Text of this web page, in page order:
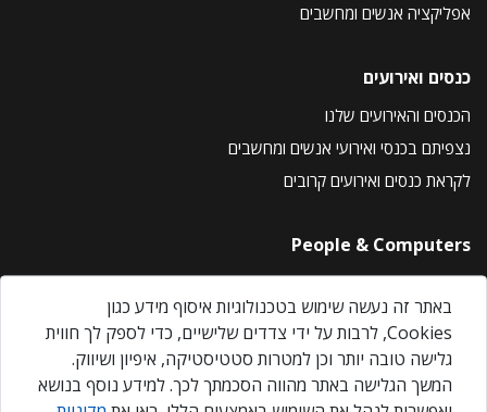
אפליקציה אנשים ומחשבים
כנסים ואירועים
הכנסים והאירועים שלנו
נצפיתם בכנסי ואירועי אנשים ומחשבים
לקראת כנסים ואירועים קרובים
People & Computers
About Us
Privacy Policy
Contact Us
Our Events
באתר זה נעשה שימוש בטכנולוגיות איסוף מידע כגון
Cookies, לרבות על ידי צדדים שלישיים, כדי לספק לך חווית
גלישה טובה יותר וכן למטרות סטטיסטיקה, איפיון ושיווק.
המשך הגלישה באתר מהווה הסכמתך לכך. למידע נוסף בנושא